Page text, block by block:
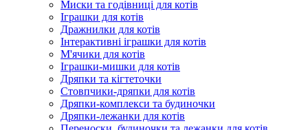
Миски та годівниці для котів
Іграшки для котів
Дражнилки для котів
Інтерактивні іграшки для котів
М'ячики для котів
Іграшки-мишки для котів
Дряпки та кігтеточки
Стовпчики-дряпки для котів
Дряпки-комплекси та будиночки
Дряпки-лежанки для котів